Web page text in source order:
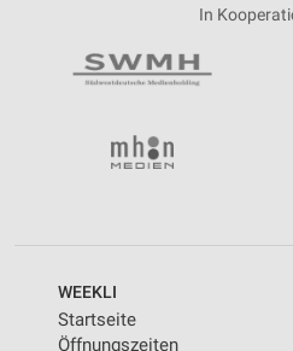
In
WEEKLI
Startseite
Öffnungszeiten